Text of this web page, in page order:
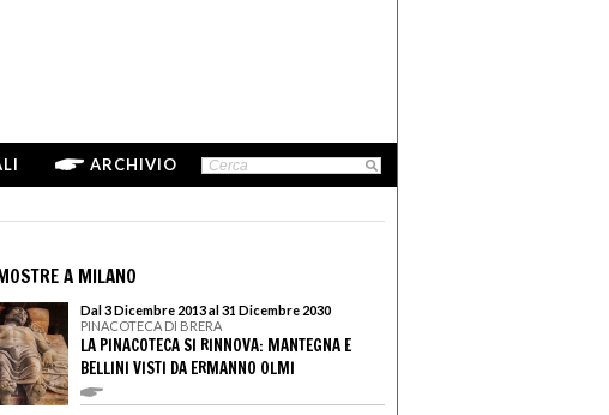
ARCHIVIO
A MILANO
Dal 3 Dicembre 2013 al 31 Dicembre 2030
PINACOTECA DI BRERA
LA PINACOTECA SI RINNOVA: MANTEGNA E
BELLINI VISTI DA ERMANNO OLMI